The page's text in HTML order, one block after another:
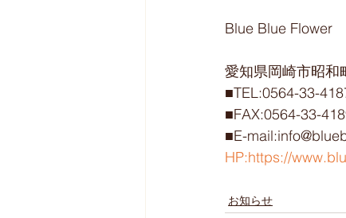
Blue Blue Flower
愛知県岡崎市昭和
■TEL:0564-33-
■FAX:0564-33-
■E-
HP:https://
お知らせ